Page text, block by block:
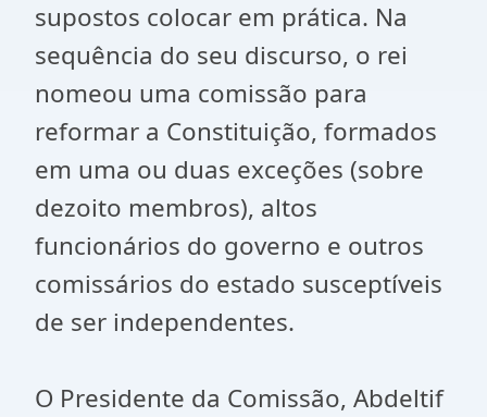
supostos colocar em prática. Na
sequência do seu discurso, o rei
nomeou uma comissão para
reformar a Constituição, formados
em uma ou duas exceções (sobre
dezoito membros), altos
funcionários do governo e outros
comissários do estado susceptíveis
de ser independentes.
O Presidente da Comissão, Abdeltif